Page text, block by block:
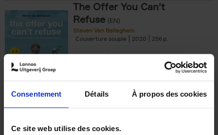
Consentement Détails À propos des cookies
Ce site web utilise des cookies.
The Offer You Can't
Refuse (EN)
Steven Van Belleghem
Couverture souple
2020 256
€37,50